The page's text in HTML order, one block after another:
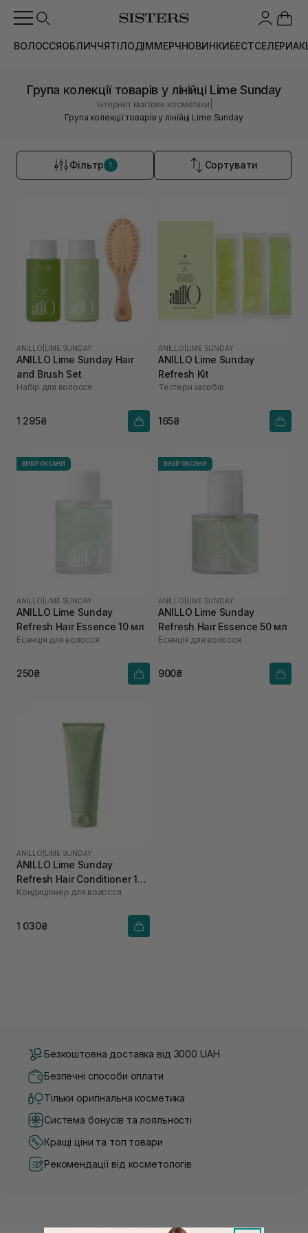
ВОЛОССЯОБЛИЧЧЯТІЛОДІММЕРЧНОВИНКИБЕСТСЕЛЕРИ
Група колекції товарів у лінійці Lime Sunday
Інтернет магазин косметики
Група колекції товарів у лінійці Lime Sunday
Фільтр 1 Сортувати
ANILLO LIME SUNDAY
ANILLO Lime Sunday Hair
and Brush Set
Набір для волосся
1 295₴
ANILLO LIME SUNDAY
ANILLO Lime Sunday
Refresh Kit
Тестери засобів
165₴
ВИБІР ОКСАНИ
ANILLO LIME SUNDAY
ANILLO Lime Sunday
Refresh Hair Essence 10 мл
Есенція для волосся
250₴
ВИБІР ОКСАНИ
ANILLO LIME SUNDAY
ANILLO Lime Sunday
Refresh Hair Essence 50 мл
Есенція для волосся
900₴
ANILLO LIME SUNDAY
ANILLO Lime Sunday
Refresh Hair Conditioner 150
мл
Кондиціонер для волосся
1 030₴
Безкоштовна доставка від 3000 UAH
Безпечні способи оплати
Тільки оригінальна косметика
Система бонусів та лояльності
Кращі ціни та топ товари
Рекомендації від косметологів